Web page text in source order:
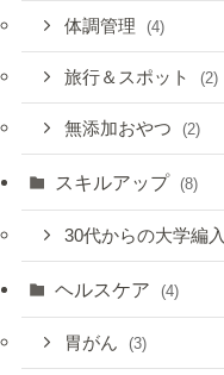
体調管理 (4)
旅行＆スポット (2)
無添加おやつ (2)
スキルアップ (8)
30代からの大学編入
ヘルスケア (4)
胃がん (3)